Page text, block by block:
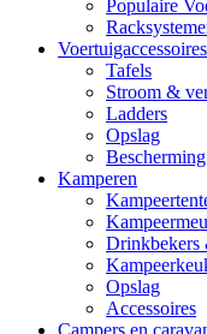
Populaire
Voertuigaccessoires
Tafels
Stroom &
Ladders
Opslag
Kamperen
Drinkbekers
Opslag
Accessoires